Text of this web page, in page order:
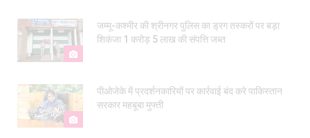
जम्मू-कश्मीर की श्रीनगर पुलिस का ड्रग तस्करों पर बड़ा
शिकंजा 1 करोड़ 5 लाख की संपत्ति जब्त
पीओजेके में प्रदर्शनकारियों पर कार्रवाई बंद करे पाकिस्तान
सरकार महबूबा मुफ्ती